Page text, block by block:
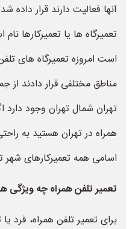
آنها فعالیت دارند قرار
تعمیرگاه ها یا تعمیرکارها
است امروزه تعمیرگاه های
مناطق مختلفی قرار دادند از
تهران شمال تهران وجود دارد
همراه در تهران هستید به
اسامی همه تعمیرکارهای شهر
تعمیر تلفن همراه چه ویژگی
برای تعمیر تلفن همراه، فرد